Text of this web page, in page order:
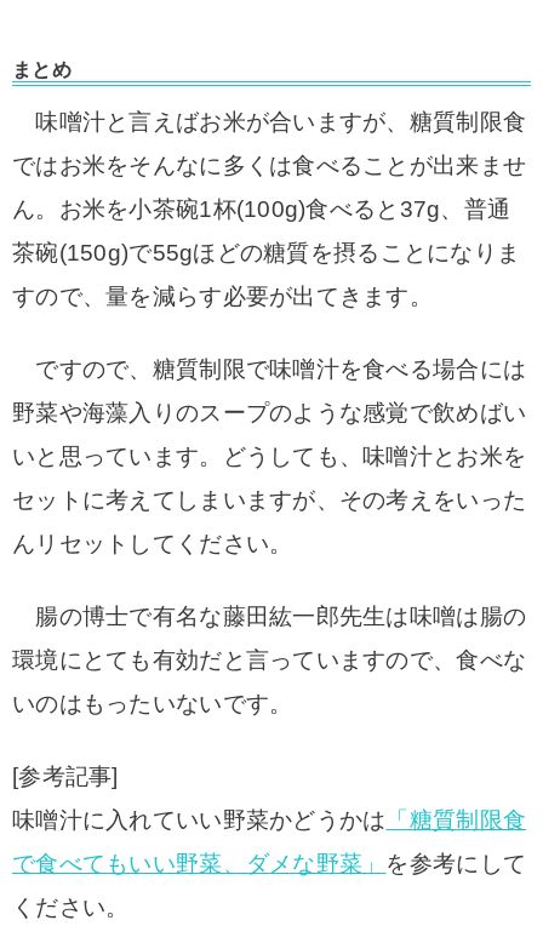
まとめ
味噌汁と言えばお米が合いますが、糖質制限食
ではお米をそんなに多くは食べることが出来ませ
ん。お米を小茶碗1杯(100g)食べると37g、普通
茶碗(150g)で55gほどの糖質を摂ることになりま
すので、量を減らす必要が出てきます。
ですので、糖質制限で味噌汁を食べる場合には
野菜や海藻入りのスープのような感覚で飲めばい
いと思っています。どうしても、味噌汁とお米を
セットに考えてしまいますが、その考えをいった
んリセットしてください。
腸の博士で有名な藤田紘一郎先生は味噌は腸の
環境にとても有効だと言っていますので、食べな
いのはもったいないです。
[参考記事]
味噌汁に入れていい野菜かどうかは 「糖質制限食
で食べてもいい野菜、ダメな野菜」 を参考にして
ください。